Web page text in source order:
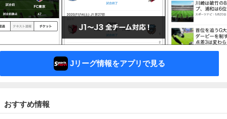
Jリーグ情報をアプリで見る
おすすめ情報